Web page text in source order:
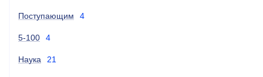
Поступающим 4
5-100 4
Наука 21